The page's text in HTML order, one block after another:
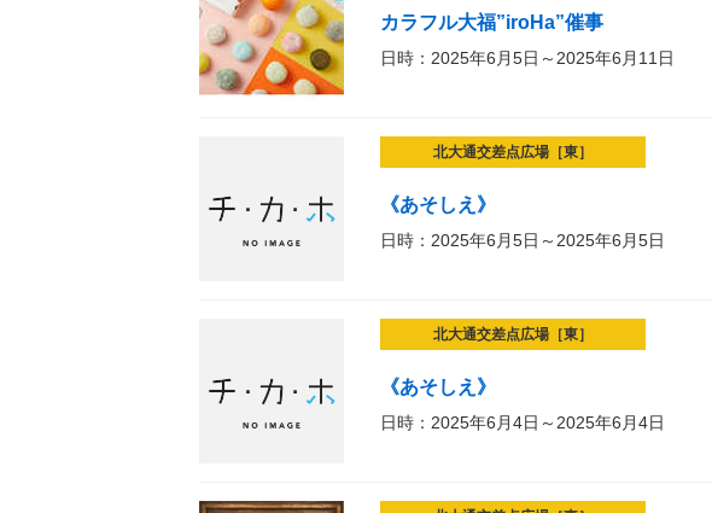
カラフル大福”iroHa”催事
日時：2025年6月5日～2025年6月11日
北大通交差点広場［東］
《あそしえ》
日時：2025年6月5日～2025年6月5日
北大通交差点広場［東］
《あそしえ》
日時：2025年6月4日～2025年6月4日